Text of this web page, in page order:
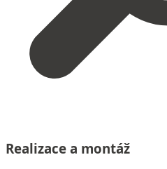
Realizace a montáž